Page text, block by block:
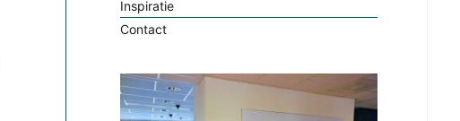
Inspiratie
Contact